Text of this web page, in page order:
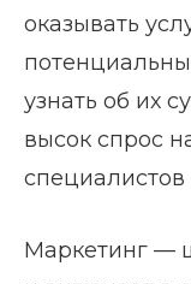
оказывать
узнать об их
высок спрос
Маркетинг —